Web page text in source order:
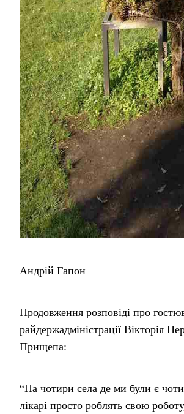
Андрій Гапон
Продовження розповіді про
райдержадміністрації Вікторія
Прищепа:
“На чотири села де ми були є
лікарі просто роблять свою